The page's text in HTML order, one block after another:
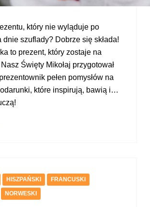
który nie wyląduje po
dnie szuflady? Dobrze się składa!
to prezent, który zostaje na
Święty Mikołaj przygotował
pełen pomysłów na
które inspirują, bawią i…
HISZPAŃSKI FRANCUSKI
NORWESKI